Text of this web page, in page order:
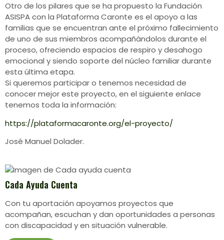
Otro de los pilares que se ha propuesto la Fundación
ASISPA con la Plataforma Caronte es el apoyo a las
familias que se encuentran ante el próximo fallecimiento
de uno de sus miembros acompañándolos durante el
proceso, ofreciendo espacios de respiro y desahogo
emocional y siendo soporte del núcleo familiar durante
esta última etapa.
Si queremos participar o tenemos necesidad de
conocer mejor este proyecto, en el siguiente enlace
tenemos toda la información:
https://plataformacaronte.org/el-proyecto/
José Manuel Dolader.
Cada Ayuda Cuenta
Con tu aportación apoyamos proyectos que
acompañan, escuchan y dan oportunidades a personas
con discapacidad y en situación vulnerable.